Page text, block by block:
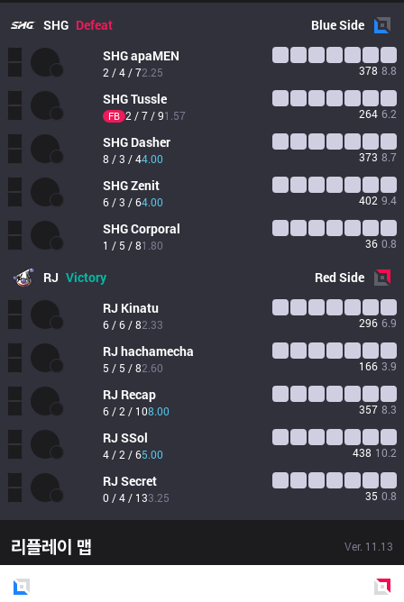
SHG Defeat BlueSide
SHGapaMEN
2 / 4 / 72.25 378 8.8
SHGTussle
FB 2 / 7 / 91.57 264 6.2
SHG Dasher
8 / 3 / 44.00 373 8.7
SHGZenit
6 / 3 / 64.00 402 9.4
SHGCorporal
1 / 5 / 81.80 36 0.8
RJ Victory RedSide
RJ Kinatu
6 / 6 / 82.33 296 6.9
RJ hachamecha
5 / 5 / 82.60 166 3.9
RJ Recap
6 / 2 / 108.00 357 8.3
RJ SSol
4 / 2 / 65.00 438 10.2
RJ Secret
0 / 4 / 133.25 35 0.8
리플레이 맵 Ver. 11.13